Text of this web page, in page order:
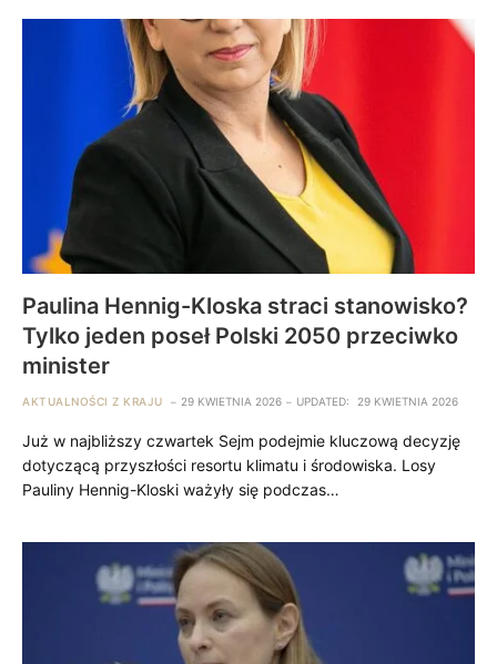
Paulina Hennig-Kloska straci stanowisko?
Tylko jeden poseł Polski 2050 przeciwko
minister
AKTUALNOŚCI Z KRAJU 29 KWIETNIA 2026 UPDATED: 29 KWIETNIA 2026
Już w najbliższy czwartek Sejm podejmie kluczową decyzję
dotyczącą przyszłości resortu klimatu i środowiska. Losy
Pauliny Hennig-Kloski ważyły się podczas…